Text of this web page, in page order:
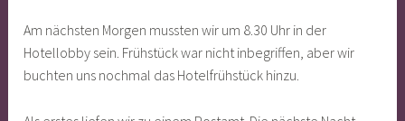
Am nächsten Morgen mussten wir um 8.30 Uhr in der
Hotellobby sein. Frühstück war nicht inbegriffen, aber wir
buchten uns nochmal das Hotelfrühstück hinzu.